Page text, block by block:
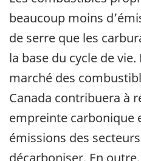
beaucoup moins
de serre que les
la base du cycle de
marché des
Canada contribuera à
empreinte carbonique
émissions des
décarboniser. En